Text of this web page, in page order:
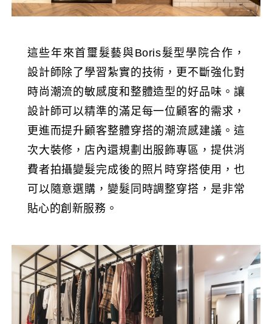
這些年來首璽髮藝與Boris髮型學院合作，
設計師除了學習紮實的技術，更不斷強化對
時尚潮流的敏感度和整體造型的好品味。讓
設計師可以精準的滿足每一位顧客的需求，
更進而提升顧客整體穿搭的潮流感建議。這
次大裝修，店內還規劃出服飾專區，提供消
費者拍攝變髮完成後的照片時穿搭使用，也
可以隨意選購，變髮同時調整穿搭，是非常
貼心的創新服務。